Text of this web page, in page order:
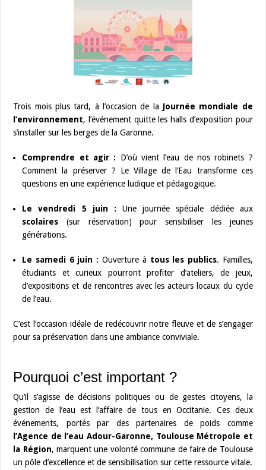
Trois mois plus tard, à l’occasion de la Journée mondiale de
l’environnement, l’événement quitte les halls d’exposition pour
s’installer sur les berges de la Garonne.
Comprendre et agir : D’où vient l’eau de nos robinets ?
Comment la préserver ? Le Village de l’Eau transforme ces
questions en une expérience ludique et pédagogique.
Le vendredi 5 juin : Une journée spéciale dédiée aux
scolaires (sur réservation) pour sensibiliser les jeunes
générations.
Le samedi 6 juin : Ouverture à tous les publics. Familles,
étudiants et curieux pourront profiter d’ateliers, de jeux,
d’expositions et de rencontres avec les acteurs locaux du cycle
de l’eau.
C’est l’occasion idéale de redécouvrir notre fleuve et de s’engager
pour sa préservation dans une ambiance conviviale.
Pourquoi c’est important ?
Qu’il s’agisse de décisions politiques ou de gestes citoyens, la
gestion de l’eau est l’affaire de tous en Occitanie. Ces deux
événements, portés par des partenaires de poids comme
l’Agence de l’eau Adour-Garonne, Toulouse Métropole et
la Région, marquent une volonté commune de faire de Toulouse
un pôle d’excellence et de sensibilisation sur cette ressource vitale.